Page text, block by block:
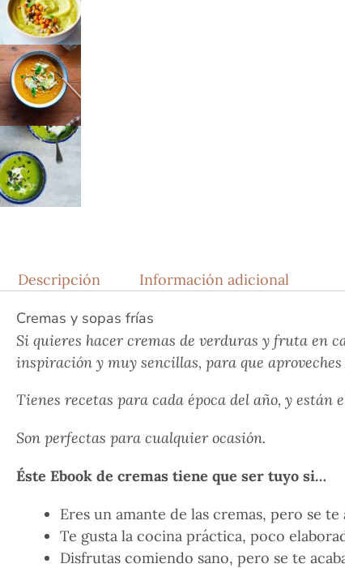
Descripción Información adicional
Cremas y sopas frías
Si quieres hacer cremas de verduras y fruta en
inspiración y muy sencillas, para que
Tienes recetas para cada época del año, y están
Son perfectas para cualquier ocasión.
Éste Ebook de cremas tiene que ser tuyo si…
Eres un amante de las cremas, pero se
Te gusta la cocina práctica, poco
Disfrutas comiendo sano, pero se te